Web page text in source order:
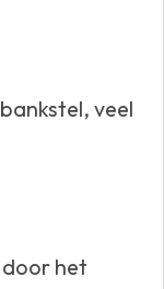
veel
het